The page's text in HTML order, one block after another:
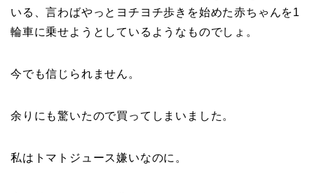
いる、言わばやっとヨチヨチ歩きを始めた赤ちゃんを1
輪車に乗せようとしているようなものでしょ。
今でも信じられません。
余りにも驚いたので買ってしまいました。
私はトマトジュース嫌いなのに。